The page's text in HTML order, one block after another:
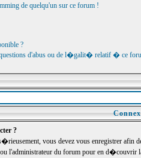
de quelqu'un sur ce forum !
?
d'abus ou de l�galit� relatif � ce
?
vous devez vous enregistrer
ou l'administrateur du forum pour en